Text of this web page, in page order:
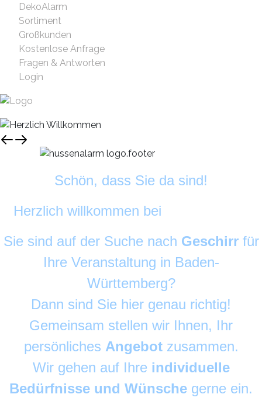
DekoAlarm
Sortiment
Großkunden
Kostenlose Anfrage
Fragen & Antworten
Login
Schön, dass Sie da sind!
Herzlich willkommen bei
Sie sind auf der Suche nach Geschirr für
Ihre Veranstaltung in Baden-
Württemberg?
Dann sind Sie hier genau richtig!
Gemeinsam stellen wir Ihnen, Ihr
persönliches Angebot zusammen.
Wir gehen auf Ihre individuelle
Bedürfnisse und Wünsche gerne ein.